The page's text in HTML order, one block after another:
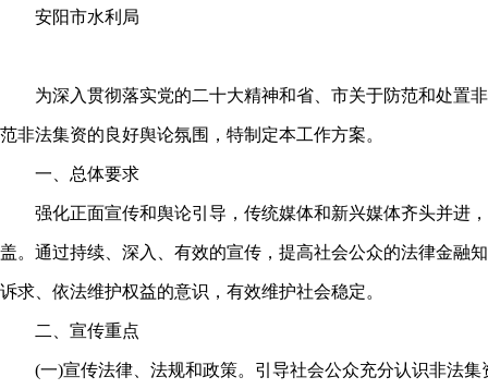
安阳市水利局
为深入贯彻落实党的二十大精神和省、市关于防范和处置非
范非法集资的良好舆论氛围，特制定本工作方案。
一、总体要求
强化正面宣传和舆论引导，传统媒体和新兴媒体齐头并进，
盖。通过持续、深入、有效的宣传，提高社会公众的法律金融
诉求、依法维护权益的意识，有效维护社会稳定。
二、宣传重点
(一)宣传法律、法规和政策。引导社会公众充分认识非法集